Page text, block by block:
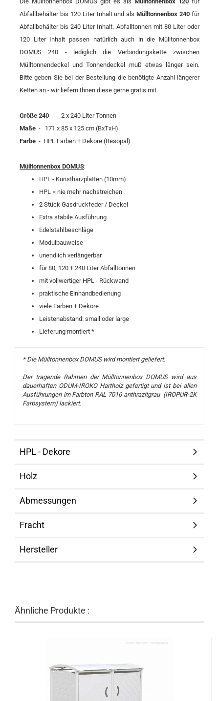
Abfallbehälter bis 120 Liter Inhalt und alsMülltonnenbox 240 für
Abfallbehälter bis 240 Liter Inhalt. Abfalltonnen mit 80 Liter oder
120 Liter Inhalt passen natürlich auch in die Mülltonnenbox
DOMUS 240 - lediglich die Verbindungskette zwischen
Mülltonnendeckel und Tonnendeckel muß etwas länger sein.
Bitte geben Sie bei der Bestellung die benötigte Anzahl längerer
Ketten an - wir liefern Ihnen diese gerne gratis mit.
Größe 240 = 2 x 240 Liter Tonnen
Maße - 171 x 85 x 125 cm (BxTxH)
Farbe - HPL Farben + Dekore (Resopal)
Mülltonnenbox DOMUS:
HPL - Kunstharzplatten (10mm)
HPL = nie mehr nachstreichen
2 Stück Gasdruckfeder / Deckel
Extra stabile Ausführung
Edelstahlbeschläge
Modulbauweise
unendlich verlängerbar
für 80, 120 + 240 Liter Abfalltonnen
mit vollwertiger HPL - Rückwand
praktische Einhandbedienung
viele Farben + Dekore
Leistenabstand: small oder large
Lieferung montiert *
* Die Mülltonnenbox DOMUS wird montiert geliefert.
Der tragende Rahmen der Mülltonnenbox DOMUS wird aus
dauerhaften ODUM-IROKO Hartholz gefertigt und ist bei allen
Ausführungen im Farbton RAL 7016 anthrazitgrau (IROPUR-2K
Farbsystem) lackiert.
HPL - Dekore
Holz
Abmessungen
Fracht
Hersteller
Ähnliche Produkte :